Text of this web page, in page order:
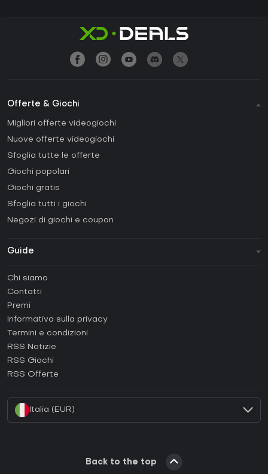
Offerte & Giochi
Migliori offerte videogiochi
Nuove offerte videogiochi
Sfoglia tutte le offerte
Giochi popolari
Giochi gratis
Sfoglia tutti i giochi
Negozi di giochi e coupon
Guide
Come attivare una Steam CD Key?
Come attivare una Epic Games CD Key?
Come attivare una GOG CD Key?
Come attivare una Ubisoft Connect CD Key?
Chi siamo
Contatti
Premi
Informativa sulla privacy
Termini e condizioni
RSS Notizie
RSS Giochi
RSS Offerte
Italia (EUR)
Back to the top